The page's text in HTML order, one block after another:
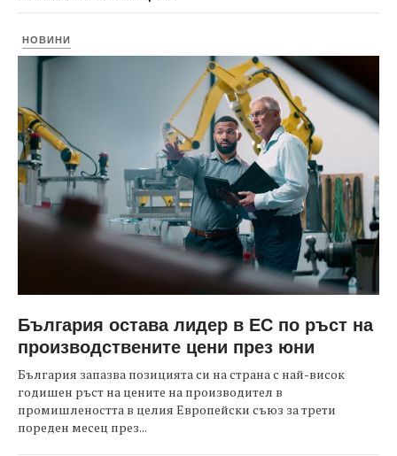
НОВИНИ
България остава лидер в ЕС по ръст на
производствените цени през юни
България запазва позицията си на страна с най-висок
годишен ръст на цените на производител в
промишлеността в целия Европейски съюз за трети
пореден месец през...